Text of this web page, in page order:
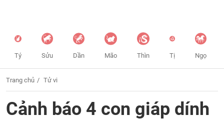
Tý Sửu Dần Mão Thìn Tị Ngọ
Trang chủ Tử vi
Cảnh báo 4 con giáp dính